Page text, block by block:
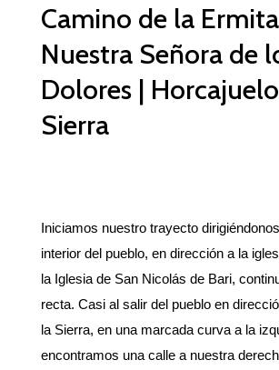
Camino de la
Nuestra Señora de
Dolores |
Sierra
Iniciamos nuestro trayecto
interior del pueblo, en dirección a la
la Iglesia de San Nicolás de Bari,
recta. Casi al salir del pueblo en
la Sierra, en una marcada curva a la
encontramos una calle a nuestra